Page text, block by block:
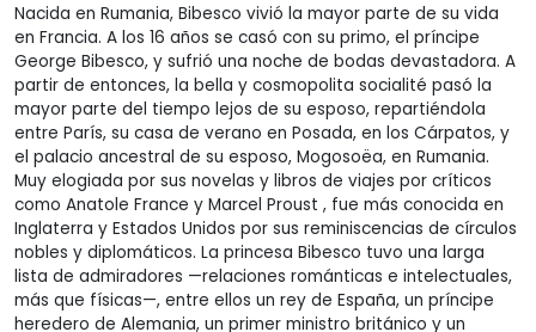
Nacida en Rumania, Bibesco vivió la mayor parte de su vida
en Francia. A los 16 años se casó con su primo, el príncipe
George Bibesco, y sufrió una noche de bodas devastadora. A
partir de entonces, la bella y cosmopolita socialité pasó la
mayor parte del tiempo lejos de su esposo, repartiéndola
entre París, su casa de verano en Posada, en los Cárpatos, y
el palacio ancestral de su esposo, Mogosoëa, en Rumania.
Muy elogiada por sus novelas y libros de viajes por críticos
como Anatole France y Marcel Proust , fue más conocida en
Inglaterra y Estados Unidos por sus reminiscencias de círculos
nobles y diplomáticos. La princesa Bibesco tuvo una larga
lista de admiradores —relaciones románticas e intelectuales,
más que físicas—, entre ellos un rey de España, un príncipe
heredero de Alemania, un primer ministro británico y un